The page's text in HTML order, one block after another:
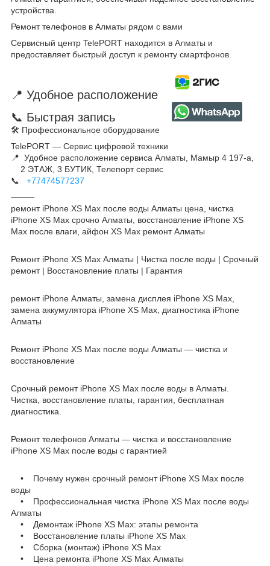
устройства.
Ремонт телефонов в Алматы рядом с вами
Сервисный центр TelePORT находится в Алматы и
предоставляет быстрый доступ к ремонту смартфонов.
📍 Удобное расположение
📞 Быстрая запись
🛠 Профессиональное оборудование
TelePORT — Сервис цифровой техники
📍 Удобное расположение сервиса Алматы, Мамыр 4 197-а,
2 ЭТАЖ, 3 БУТИК, Телепорт сервис
📞
+77474577237
⸻
ремонт iPhone XS Max после воды Алматы цена, чистка
iPhone XS Max срочно Алматы, восстановление iPhone XS
Max после влаги, айфон XS Max ремонт Алматы
Ремонт iPhone XS Max Алматы | Чистка после воды | Срочный
ремонт | Восстановление платы | Гарантия
ремонт iPhone Алматы, замена дисплея iPhone XS Max,
замена аккумулятора iPhone XS Max, диагностика iPhone
Алматы
Ремонт iPhone XS Max после воды Алматы — чистка и
восстановление
Срочный ремонт iPhone XS Max после воды в Алматы.
Чистка, восстановление платы, гарантия, бесплатная
диагностика.
Ремонт телефонов Алматы — чистка и восстановление
iPhone XS Max после воды с гарантией
• Почему нужен срочный ремонт iPhone XS Max после
воды
• Профессиональная чистка iPhone XS Max после воды
Алматы
• Демонтаж iPhone XS Max: этапы ремонта
• Восстановление платы iPhone XS Max
• Сборка (монтаж) iPhone XS Max
• Цена ремонта iPhone XS Max Алматы